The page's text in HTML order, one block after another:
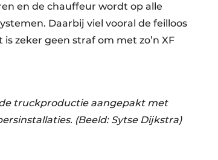
en de chauffeur wordt op alle
Daarbij viel vooral de feilloos
zeker geen straf om met zo’n XF
truckproductie aangepakt met
(Beeld: Sytse Dijkstra)